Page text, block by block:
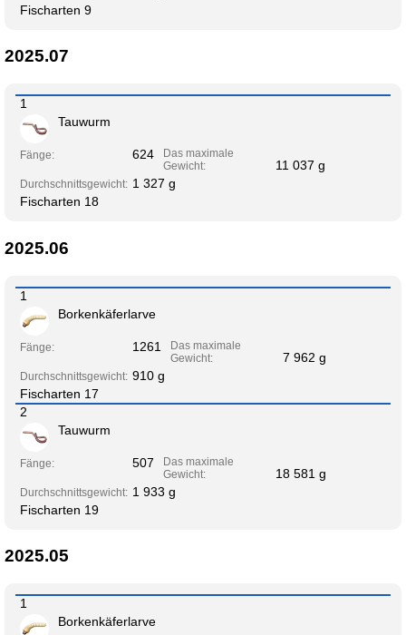
Fischarten 9
2025.07
1
Tauwurm
Fänge: 624
Das maximale
Gewicht:
11 037 g
Durchschnittsgewicht: 1 327 g
Fischarten 18
2025.06
1
Borkenkäferlarve
Fänge: 1261
Das maximale
Gewicht:
7 962 g
Durchschnittsgewicht: 910 g
Fischarten 17
2
Tauwurm
Fänge: 507
Das maximale
Gewicht:
18 581 g
Durchschnittsgewicht: 1 933 g
Fischarten 19
2025.05
1
Borkenkäferlarve